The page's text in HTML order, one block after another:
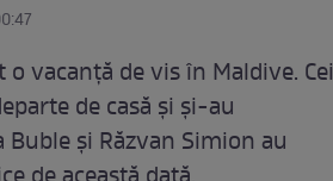
vacanţă de vis în Maldive. Cei
de casă şi şi-au
şi Răzvan Simion au